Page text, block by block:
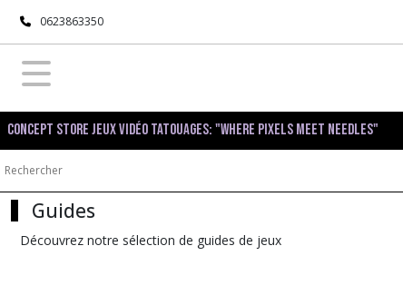
0623863350
Concept Store Jeux Vidéo Tatouages: "Where pixels meet needles"
Guides
Découvrez notre sélection de guides de jeux
Fermer
FILTRES
Tous
les
Librairie
(1)